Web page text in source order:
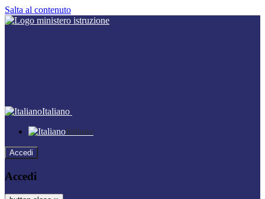
Salta al contenuto
Italiano
Italiano
Accedi
Accedi